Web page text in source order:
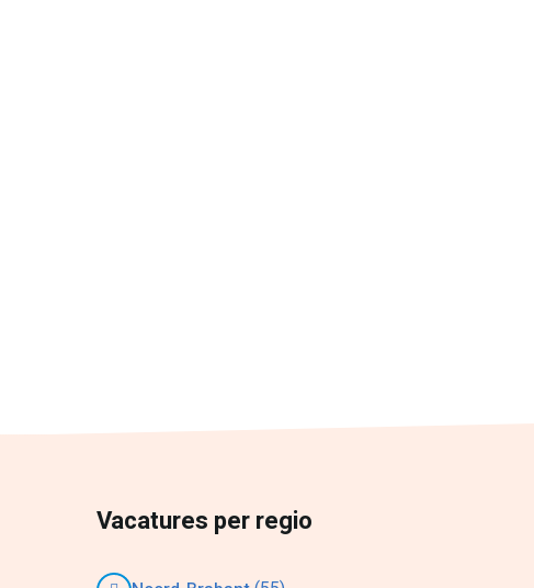
Vacatures per regio